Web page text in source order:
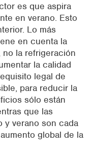
es que aspira
en verano. Esto
Lo más
en cuenta la
la refrigeración
la calidad
legal de
para reducir la
sólo están
que las
y verano son cada
global de la